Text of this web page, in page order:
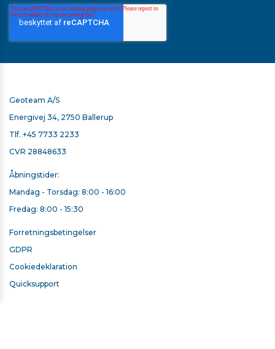
Geoteam A/S
Energivej 34, 2750 Ballerup
Tlf. +45 7733 2233
CVR 28848633
Åbningstider:
Mandag - Torsdag: 8:00 - 16:00
Fredag: 8:00 - 15:30
Forretningsbetingelser
GDPR
Cookiedeklaration
Quicksupport